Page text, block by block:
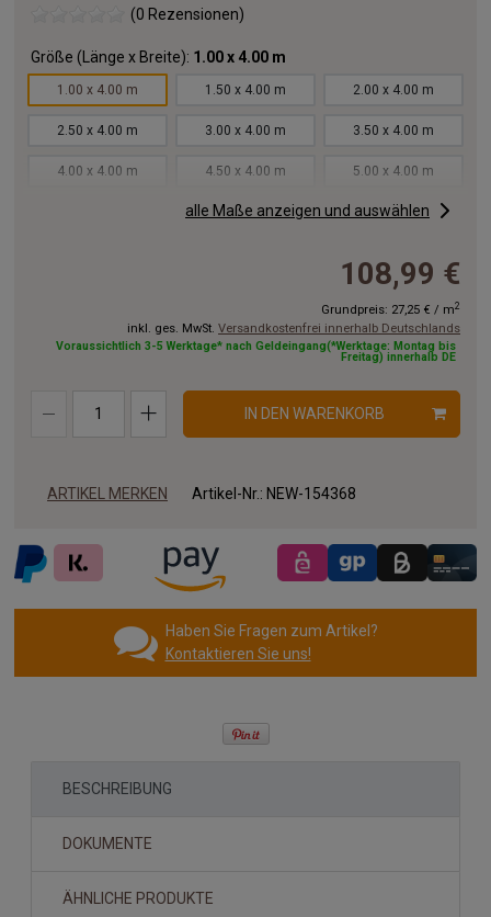
(0 Rezensionen)
Größe (Länge x Breite): 1.00 x 4.00 m
1.00 x 4.00 m 1.50 x 4.00 m 2.00 x 4.00 m
2.50 x 4.00 m 3.00 x 4.00 m 3.50 x 4.00 m
4.00 x 4.00 m 4.50 x 4.00 m 5.00 x 4.00 m
6.00 x 4.00 m 6.50 x 4.00 m
9.50 x 4.00 m
10.00x4.00 m 11.00x4.00 m 12.00x4.00 m
16.00x4.00 m 17.00x4.00 m 18.00x4.00 m
alle Maße anzeigen und auswählen
108,99 €
Grundpreis: 27,25 € / m2
inkl. ges. MwSt. Versandkostenfrei innerhalb Deutschlands
Voraussichtlich 3-5 Werktage* nach Geldeingang(*Werktage: Montag bis
Freitag) innerhalb DE
IN DEN WARENKORB
ARTIKEL MERKEN Artikel-Nr.: NEW-154368
Haben Sie Fragen zum Artikel?
Kontaktieren Sie uns!
BESCHREIBUNG
DOKUMENTE
ÄHNLICHE PRODUKTE